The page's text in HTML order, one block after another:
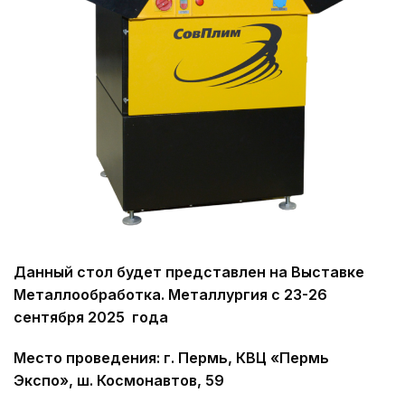
Данный стол будет представлен на Выставке
Металлообработка. Металлургия с 23-26
сентября 2025 года
Место проведения: г. Пермь, КВЦ «Пермь
Экспо», ш. Космонавтов, 59